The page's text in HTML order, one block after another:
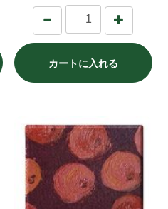
カートに入れる